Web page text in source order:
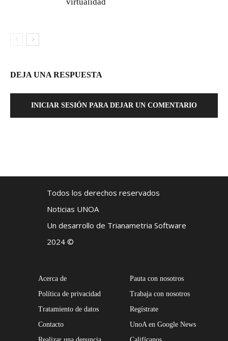
DEJA UNA RESPUESTA
INICIAR SESIÓN PARA DEJAR UN COMENTARIO
Todos los derechos reservados
Noticias UNOA
Un desarrollo de Trianametria Software
2024 ©
Acerca de
Política de privacidad
Tratamiento de datos
Contacto
Realizar una denuncia
Pauta con nosotros
Trabaja con nosotros
Regístrate
UnoA en Google News
Califícanos